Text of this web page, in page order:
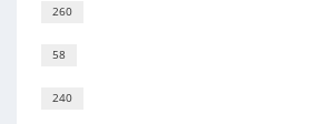
260
58
240